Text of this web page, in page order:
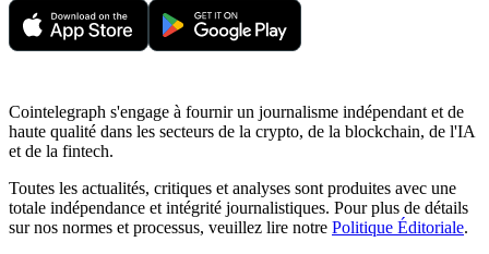
Cointelegraph s'engage à fournir un journalisme indépendant et de
haute qualité dans les secteurs de la crypto, de la blockchain, de l'IA
et de la fintech.
Toutes les actualités, critiques et analyses sont produites avec une
totale indépendance et intégrité journalistiques. Pour plus de détails
sur nos normes et processus, veuillez lire notre Politique Éditoriale.